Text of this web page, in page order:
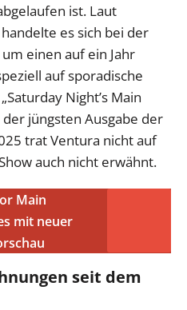
ist. Laut
es sich bei der
einen auf ein Jahr
auf sporadische
Night’s Main
der jüngsten Ausgabe der
trat Ventura nicht auf
auch nicht erwähnt.
Main
mit neuer
seit dem